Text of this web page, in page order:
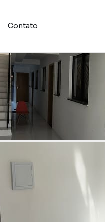
Contato